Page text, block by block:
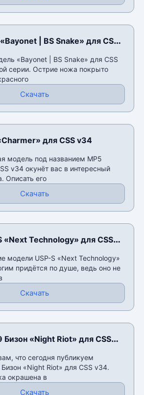
| BS Snake» для CSS
«Bayonet | BS Snake» для CSS
серии. Острие ножа покрыто
Скачать
для CSS v34
модель под названием MP5
v34 окунёт вас в интересный
Описать его
Скачать
«Next Technology» для CSS
модели USP-S «Next Technology»
придётся по душе, ведь оно не
Скачать
«Night Riot» для CSS
что сегодня публикуем
«Night Riot» для CSS v34.
окрашена в
Скачать